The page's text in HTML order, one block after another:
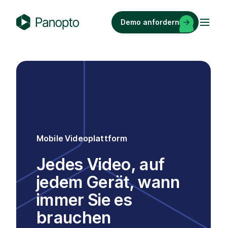
Inhalt
n
o
Demo anfordern
Mobile Videoplattform
Jedes Video, auf
jedem Gerät, wann
immer Sie es
brauchen